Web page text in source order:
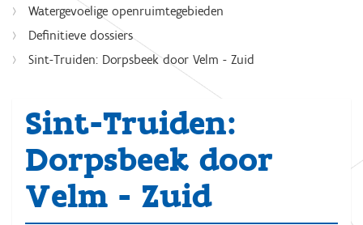
Watergevoelige openruimtegebieden
Definitieve dossiers
Sint-Truiden: Dorpsbeek door Velm - Zuid
Sint-Truiden:
Dorpsbeek door
Velm - Zuid